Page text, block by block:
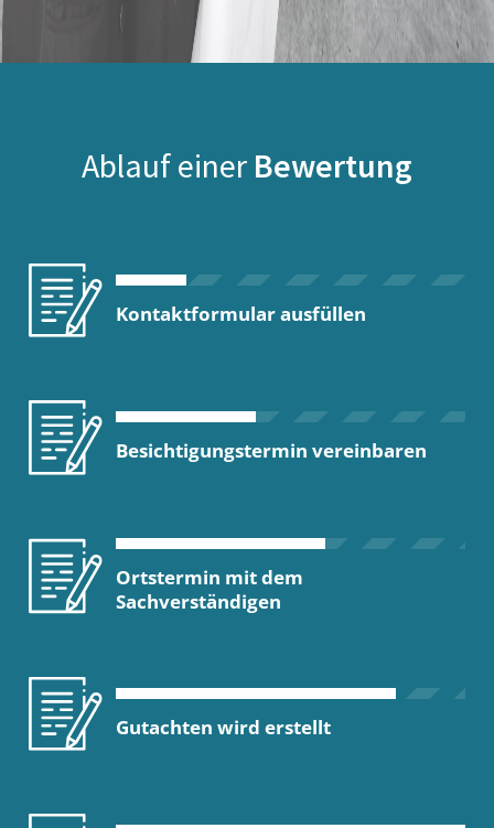
Ablauf einer Bewertung
Kontaktformular ausfüllen
Besichtigungstermin vereinbaren
Ortstermin mit dem
Sachverständigen
Gutachten wird erstellt